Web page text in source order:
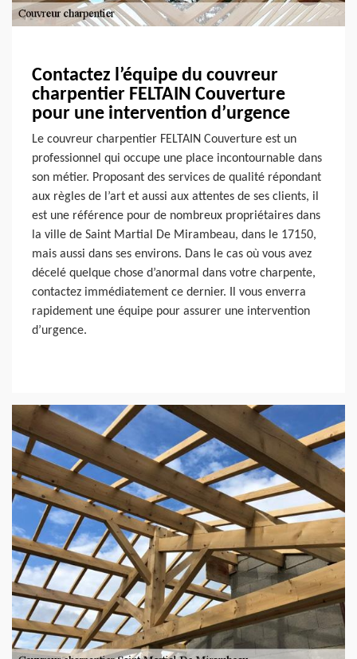
Contactez l’équipe du couvreur
charpentier FELTAIN Couverture
pour une intervention d’urgence
Le couvreur charpentier FELTAIN Couverture est un
professionnel qui occupe une place incontournable dans
son métier. Proposant des services de qualité répondant
aux règles de l’art et aussi aux attentes de ses clients, il
est une référence pour de nombreux propriétaires dans
la ville de Saint Martial De Mirambeau, dans le 17150,
mais aussi dans ses environs. Dans le cas où vous avez
décelé quelque chose d’anormal dans votre charpente,
contactez immédiatement ce dernier. Il vous enverra
rapidement une équipe pour assurer une intervention
d’urgence.